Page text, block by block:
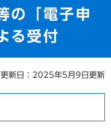
の「電子申
る受付
更新日：2025年5月9日更新